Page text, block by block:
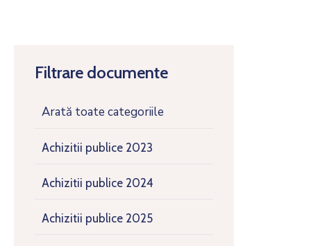
Filtrare documente
Arată toate categoriile
Achizitii publice 2023
Achizitii publice 2024
Achizitii publice 2025